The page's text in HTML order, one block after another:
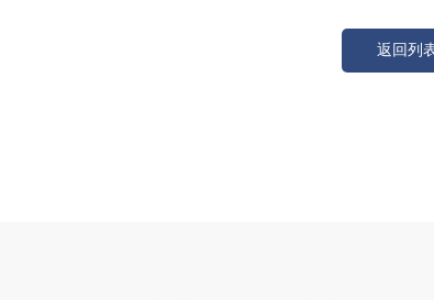
返回列